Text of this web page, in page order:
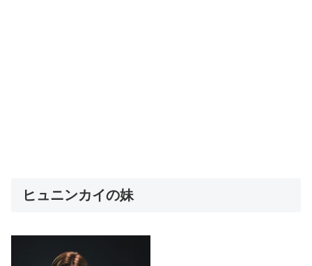
ヒュニンカイの妹